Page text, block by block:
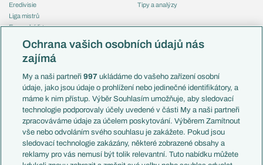
Eredivisie
Liga mistrů
Evropská liga
Mistrovství světa
Liga národů
Témata
Představení týmů MS
EuroSkauting
PL v kostce
Evropské koeficienty
Přestupy
Přestupové spekulace
Zranění
Tipy a analýzy
Česko
Francie
Itálie
Německo
Španělsko
Argentina
Brazílie
Přestupy
Ochrana vašich osobních údajů nás
zajímá
My a naši partneři997 ukládáme do vašeho zařízení osobní
údaje, jako jsou údaje o prohlížení nebo jedinečné identifikátory, a
máme k nim přístup. Výběr Souhlasím umožňuje, aby sledovací
technologie podporovaly účely uvedené v části My a naši partneři
zpracováváme údaje za účelem poskytování. Výběrem Zamítnout
vše nebo odvoláním svého souhlasu je zakážete. Pokud jsou
sledovací technologie zakázány, některé zobrazené obsahy a
reklamy pro vás nemusí být tolik relevantní. Tuto nabídku můžete